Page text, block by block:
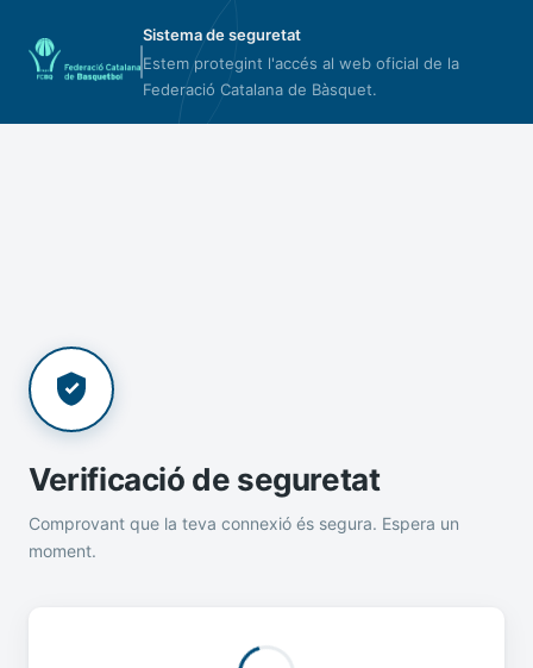
Sistema de seguretat
Estem protegint l'accés al web oficial de la
Federació Catalana de Bàsquet.
Verificació de seguretat
Comprovant que la teva connexió és segura. Espera un
moment.